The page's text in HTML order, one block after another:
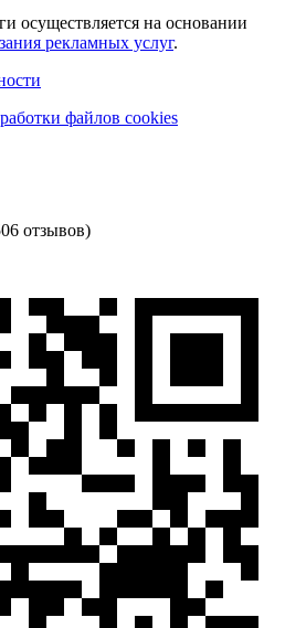
осуществляется на основании
рекламных услуг.
файлов cookies
отзывов)